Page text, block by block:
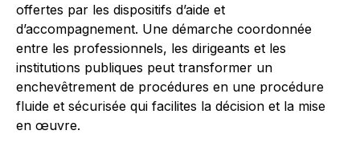
offertes par les dispositifs d’aide et
d’accompagnement. Une démarche coordonnée
entre les professionnels, les dirigeants et les
institutions publiques peut transformer un
enchevêtrement de procédures en une procédure
fluide et sécurisée qui facilites la décision et la mise
en œuvre.